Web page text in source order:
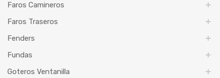
Faros Camineros
Faros Traseros
Fenders
Fundas
Goteros Ventanilla